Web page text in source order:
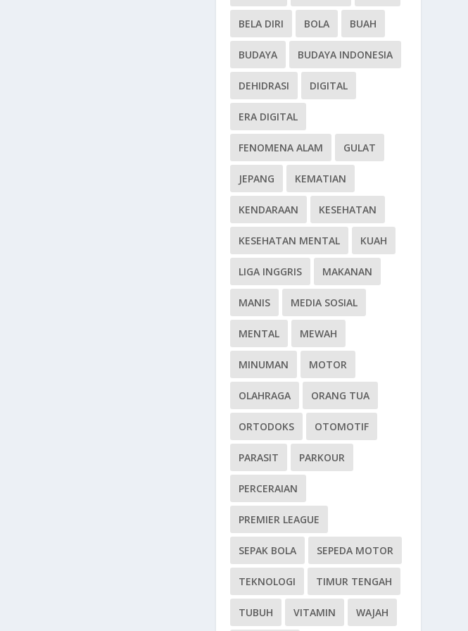
BELA DIRI BOLA BUAH
BUDAYA BUDAYA INDONESIA
DEHIDRASI DIGITAL
ERA DIGITAL
FENOMENA ALAM GULAT
JEPANG KEMATIAN
KENDARAAN KESEHATAN
KESEHATAN MENTAL KUAH
LIGA INGGRIS MAKANAN
MANIS MEDIA SOSIAL
MENTAL MEWAH
MINUMAN MOTOR
OLAHRAGA ORANG TUA
ORTODOKS OTOMOTIF
PARASIT PARKOUR
PERCERAIAN
PREMIER LEAGUE
SEPAK BOLA SEPEDA MOTOR
TEKNOLOGI TIMUR TENGAH
TUBUH VITAMIN WAJAH